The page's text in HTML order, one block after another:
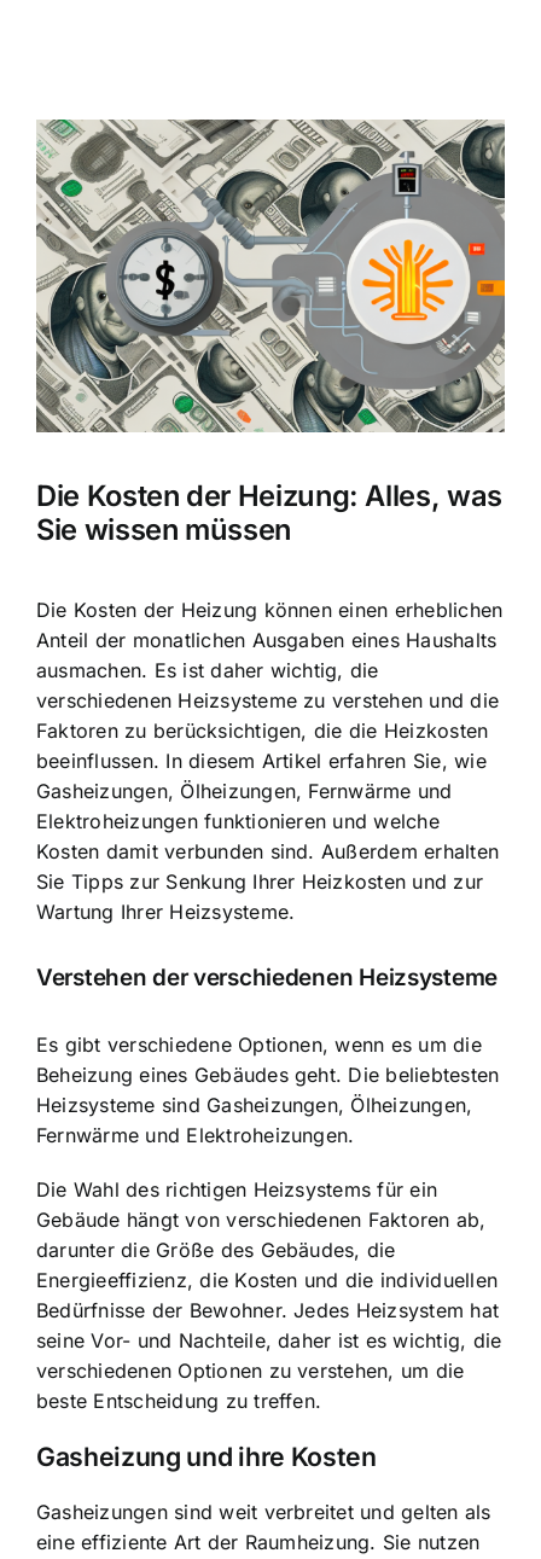
Zeige
grösseres
Bild
Die Kosten der Heizung: Alles, was
Sie wissen müssen
Die Kosten der Heizung können einen erheblichen
Anteil der monatlichen Ausgaben eines Haushalts
ausmachen. Es ist daher wichtig, die
verschiedenen Heizsysteme zu verstehen und die
Faktoren zu berücksichtigen, die die Heizkosten
beeinflussen. In diesem Artikel erfahren Sie, wie
Gasheizungen, Ölheizungen, Fernwärme und
Elektroheizungen funktionieren und welche
Kosten damit verbunden sind. Außerdem erhalten
Sie Tipps zur Senkung Ihrer Heizkosten und zur
Wartung Ihrer Heizsysteme.
Verstehen der verschiedenen Heizsysteme
Es gibt verschiedene Optionen, wenn es um die
Beheizung eines Gebäudes geht. Die beliebtesten
Heizsysteme sind Gasheizungen, Ölheizungen,
Fernwärme und Elektroheizungen.
Die Wahl des richtigen Heizsystems für ein
Gebäude hängt von verschiedenen Faktoren ab,
darunter die Größe des Gebäudes, die
Energieeffizienz, die Kosten und die individuellen
Bedürfnisse der Bewohner. Jedes Heizsystem hat
seine Vor- und Nachteile, daher ist es wichtig, die
verschiedenen Optionen zu verstehen, um die
beste Entscheidung zu treffen.
Gasheizung und ihre Kosten
Gasheizungen sind weit verbreitet und gelten als
eine effiziente Art der Raumheizung. Sie nutzen